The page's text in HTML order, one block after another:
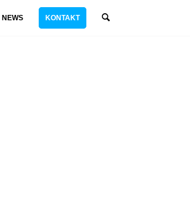
NEWS KONTAKT